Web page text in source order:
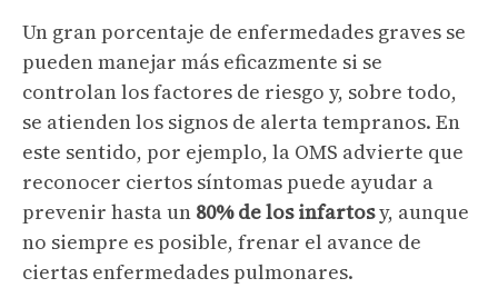
Un gran porcentaje de enfermedades graves se
pueden manejar más eficazmente si se
controlan los factores de riesgo y, sobre todo,
se atienden los signos de alerta tempranos. En
este sentido, por ejemplo, la OMS advierte que
reconocer ciertos síntomas puede ayudar a
prevenir hasta un 80% de los infartosy, aunque
no siempre es posible, frenar el avance de
ciertas enfermedades pulmonares.